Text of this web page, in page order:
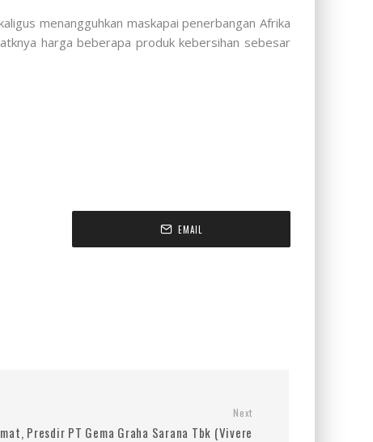
menangguhkan maskapai penerbangan Afrika
harga beberapa produk kebersihan sebesar
EMAIL
Next
Presdir PT Gema Graha Sarana Tbk (Vivere